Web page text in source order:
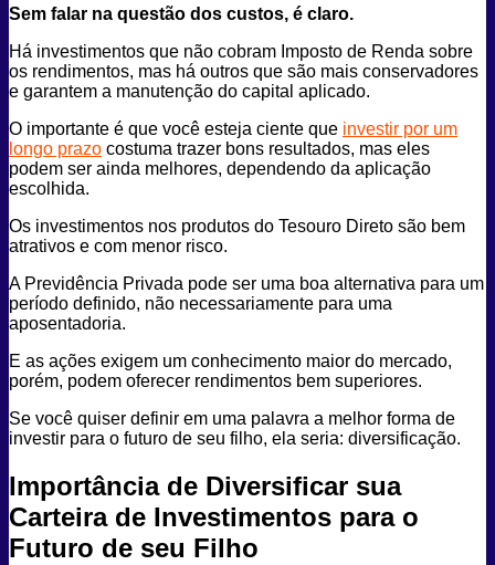
Sem falar na questão dos custos, é claro.
Há investimentos que não cobram Imposto de Renda sobre
os rendimentos, mas há outros que são mais conservadores
e garantem a manutenção do capital aplicado.
O importante é que você esteja ciente que investir por um
longo prazo costuma trazer bons resultados, mas eles
podem ser ainda melhores, dependendo da aplicação
escolhida.
Os investimentos nos produtos do Tesouro Direto são bem
atrativos e com menor risco.
A Previdência Privada pode ser uma boa alternativa para um
período definido, não necessariamente para uma
aposentadoria.
E as ações exigem um conhecimento maior do mercado,
porém, podem oferecer rendimentos bem superiores.
Se você quiser definir em uma palavra a melhor forma de
investir para o futuro de seu filho, ela seria: diversificação.
Importância de Diversificar sua
Carteira de Investimentos para o
Futuro de seu Filho